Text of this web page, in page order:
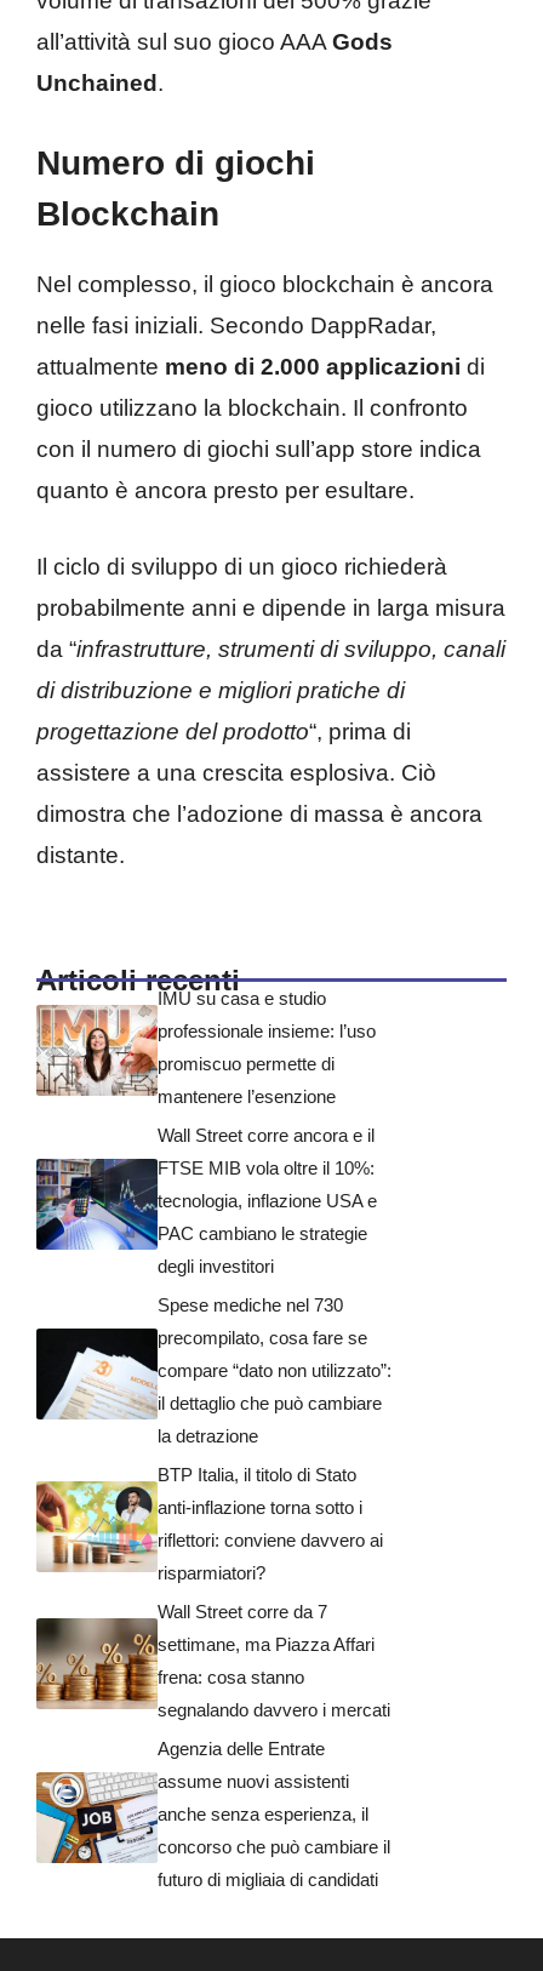
all’attività sul suo gioco AAA Gods
Unchained .
Numero di giochi
Blockchain
Nel complesso, il gioco blockchain è ancora
nelle fasi iniziali. Secondo DappRadar,
attualmente meno di 2.000 applicazioni di
gioco utilizzano la blockchain. Il confronto
con il numero di giochi sull’app store indica
quanto è ancora presto per esultare.
Il ciclo di sviluppo di un gioco richiederà
probabilmente anni e dipende in larga misura
da “infrastrutture, strumenti di sviluppo, canali
di distribuzione e migliori pratiche di
progettazione del prodotto“, prima di
assistere a una crescita esplosiva. Ciò
dimostra che l’adozione di massa è ancora
distante.
Articoli recenti
IMU su casa e studio
professionale insieme: l’uso
promiscuo permette di
mantenere l’esenzione
Wall Street corre ancora e il
FTSE MIB vola oltre il 10%:
tecnologia, inflazione USA e
PAC cambiano le strategie
degli investitori
Spese mediche nel 730
precompilato, cosa fare se
compare “dato non utilizzato”:
il dettaglio che può cambiare
la detrazione
BTP Italia, il titolo di Stato
anti-inflazione torna sotto i
riflettori: conviene davvero ai
risparmiatori?
Wall Street corre da 7
settimane, ma Piazza Affari
frena: cosa stanno
segnalando davvero i mercati
Agenzia delle Entrate
assume nuovi assistenti
anche senza esperienza, il
concorso che può cambiare il
futuro di migliaia di candidati